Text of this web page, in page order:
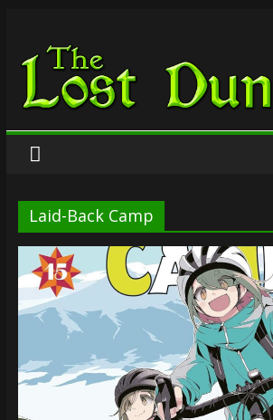
springen
The
Lost
Dungeon
Laid-Back Camp